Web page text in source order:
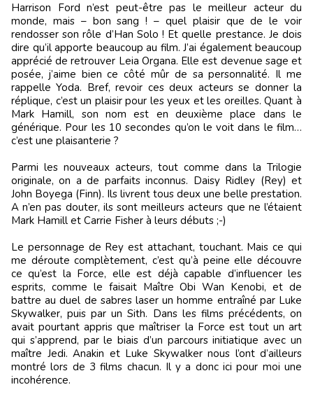
Harrison Ford n’est peut-être pas le meilleur acteur du
monde, mais – bon sang ! – quel plaisir que de le voir
rendosser son rôle d’Han Solo ! Et quelle prestance. Je dois
dire qu’il apporte beaucoup au film. J’ai également beaucoup
apprécié de retrouver Leia Organa. Elle est devenue sage et
posée, j’aime bien ce côté mûr de sa personnalité. Il me
rappelle Yoda. Bref, revoir ces deux acteurs se donner la
réplique, c’est un plaisir pour les yeux et les oreilles. Quant à
Mark Hamill, son nom est en deuxième place dans le
générique. Pour les 10 secondes qu’on le voit dans le film…
c’est une plaisanterie ?
Parmi les nouveaux acteurs, tout comme dans la Trilogie
originale, on a de parfaits inconnus. Daisy Ridley (Rey) et
John Boyega (Finn). Ils livrent tous deux une belle prestation.
A n’en pas douter, ils sont meilleurs acteurs que ne l’étaient
Mark Hamill et Carrie Fisher à leurs débuts ;-)
Le personnage de Rey est attachant, touchant. Mais ce qui
me déroute complètement, c’est qu’à peine elle découvre
ce qu’est la Force, elle est déjà capable d’influencer les
esprits, comme le faisait Maître Obi Wan Kenobi, et de
battre au duel de sabres laser un homme entraîné par Luke
Skywalker, puis par un Sith. Dans les films précédents, on
avait pourtant appris que maîtriser la Force est tout un art
qui s’apprend, par le biais d’un parcours initiatique avec un
maître Jedi. Anakin et Luke Skywalker nous l’ont d’ailleurs
montré lors de 3 films chacun. Il y a donc ici pour moi une
incohérence.